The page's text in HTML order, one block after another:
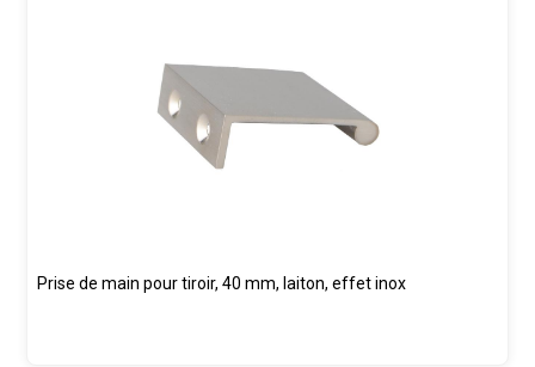
Prise de main pour tiroir, 40 mm, laiton, effet inox